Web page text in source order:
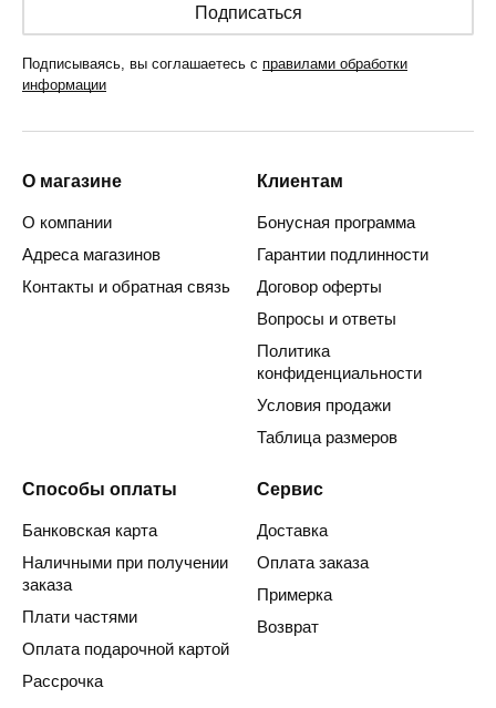
Подписаться
Подписываясь, вы соглашаетесь с правилами обработки
информации
О магазине
О компании
Адреса магазинов
Контакты и обратная связь
Клиентам
Бонусная программа
Гарантии подлинности
Договор оферты
Вопросы и ответы
Политика
конфиденциальности
Условия продажи
Таблица размеров
Способы оплаты
Банковская карта
Наличными при получении
заказа
Плати частями
Оплата подарочной картой
Рассрочка
Сервис
Доставка
Оплата заказа
Примерка
Возврат